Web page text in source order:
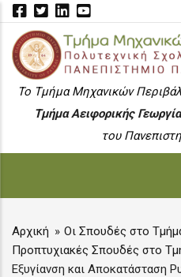
Skip
main
content
To Τμήμα Μηχανικών
Τμήμα Αειφορικής
του
BREADCRUMB
Αρχική
Οι Σπουδές στο
Προπτυχιακές Σπουδές στο
Εξυγίανση και Αποκατάσταση